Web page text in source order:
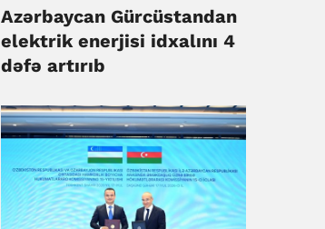
Azərbaycan Gürcüstandan
elektrik enerjisi idxalını 4
dəfə artırıb